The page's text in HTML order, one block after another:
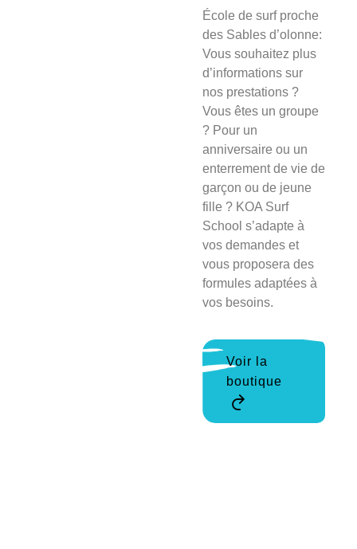
École de surf proche
des Sables d’olonne:
Vous souhaitez plus
d’informations sur
nos prestations ?
Vous êtes un groupe
? Pour un
anniversaire ou un
enterrement de vie de
garçon ou de jeune
fille ? KOA Surf
School s’adapte à
vos demandes et
vous proposera des
formules adaptées à
vos besoins.
Voir la
boutique